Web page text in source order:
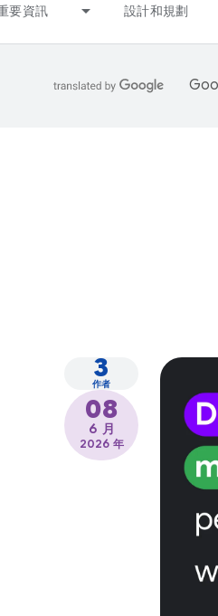
要資訊 設計和規劃
3
作者
08
6 月
2026 年